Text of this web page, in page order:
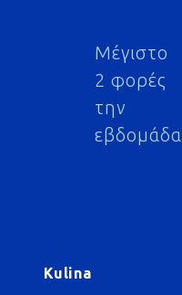
Μέγιστο
2 φορές
την
εβδομάδα
Kulina